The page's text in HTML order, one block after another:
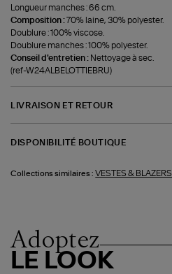
Longueur manches : 66 cm.
Composition :70% laine, 30% polyester.
Doublure : 100% viscose.
Doublure manches : 100% polyester.
Conseil d'entretien : Nettoyage à sec.
(ref-W24ALBELOTTIEBRU)
LIVRAISON ET RETOUR
DISPONIBILITÉ BOUTIQUE
Collections similaires : VESTES & BLAZERS
Adoptez
LE LOOK